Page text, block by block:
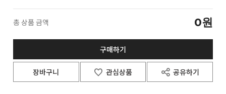
총 상품 금액 0원
구매하기
장바구니 관심상품 공유하기